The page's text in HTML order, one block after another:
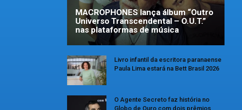
MACROPHONES lança álbum “Outro
Universo Transcendental – O.U.T.”
nas plataformas de música
Livro infantil da escritora paranaense
Paula Lima estará na Bett Brasil 2026
O Agente Secreto faz história no
Globo de Ouro com dois prêmios